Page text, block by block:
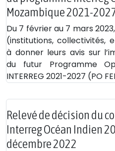
Mozambique 2021-
Du 7 février au 7 mars
(institutions, collectivités,
à donner leurs avis sur
du futur Programme
INTERREG 2021-2027 (PO
Relevé de décision du
Interreg Océan Indien
décembre 2022